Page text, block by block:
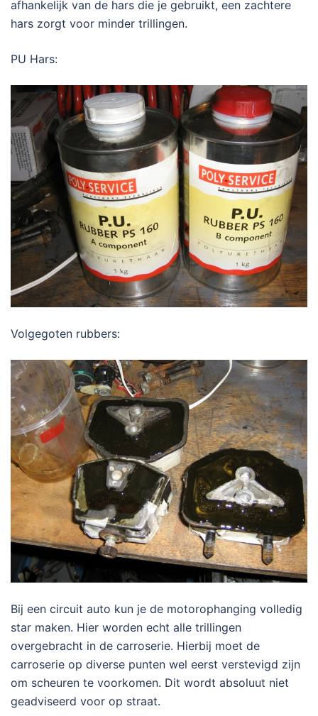
afhankelijk van de hars die je gebruikt, een zachtere
hars zorgt voor minder trillingen.
PU Hars:
Volgegoten rubbers:
Bij een circuit auto kun je de motorophanging volledig
star maken. Hier worden echt alle trillingen
overgebracht in de carroserie. Hierbij moet de
carroserie op diverse punten wel eerst verstevigd zijn
om scheuren te voorkomen. Dit wordt absoluut niet
geadviseerd voor op straat.